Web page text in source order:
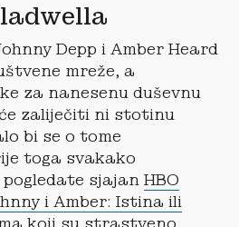
Depp i Amber Heard
mreže, a
za nanesenu duševnu
zaliječiti ni stotinu
bi se o tome
toga svakako
sjajan HBO
i Amber: Istina ili